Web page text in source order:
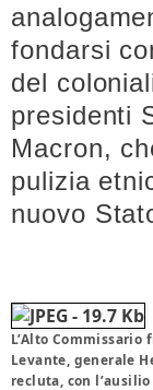
fondarsi
del
presidenti
Macron,
pulizia
nuovo
L’Alto Commissario
Levante, generale
recluta, con